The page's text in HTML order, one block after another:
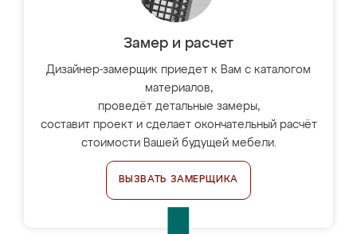
Замер и расчет
Дизайнер-замерщик приедет к Вам с каталогом
материалов,
проведёт детальные замеры,
составит проект и сделает окончательный расчёт
стоимости Вашей будущей мебели.
ВЫЗВАТЬ ЗАМЕРЩИКА